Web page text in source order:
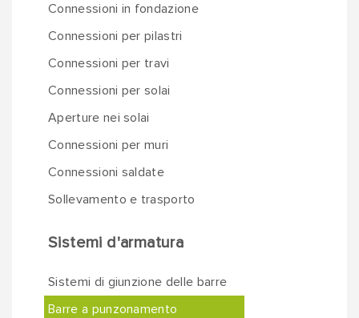
Connessioni in fondazione
Connessioni per pilastri
Connessioni per travi
Connessioni per solai
Aperture nei solai
Connessioni per muri
Connessioni saldate
Sollevamento e trasporto
Sistemi d'armatura
Sistemi di giunzione delle barre
Barre a punzonamento